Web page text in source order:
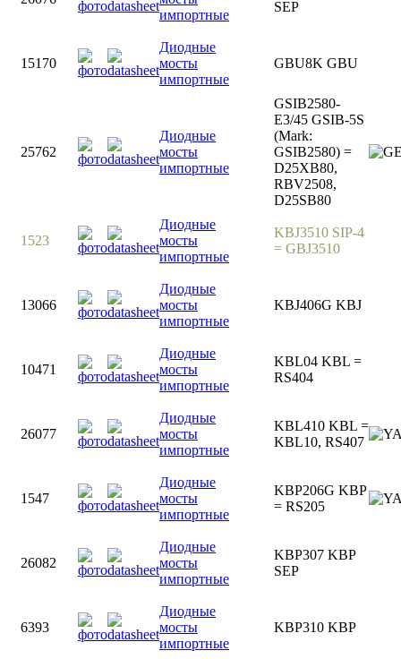
импортные
SEP
15170
Диодные
мосты
импортные
GBU8K GBU
25762
Диодные
мосты
импортные
GSIB2580-
E3/45 GSIB-5S
(Mark:
GSIB2580) =
D25XB80,
RBV2508,
D25SB80
1523
Диодные
мосты
импортные
KBJ3510 SIP-4
= GBJ3510
13066
Диодные
мосты
импортные
KBJ406G KBJ
10471
Диодные
мосты
импортные
KBL04 KBL =
RS404
26077
Диодные
мосты
импортные
KBL410 KBL =
KBL10, RS407
1547
Диодные
мосты
импортные
KBP206G KBP
= RS205
26082
Диодные
мосты
импортные
KBP307 KBP
SEP
6393
Диодные
мосты
импортные
KBP310 KBP